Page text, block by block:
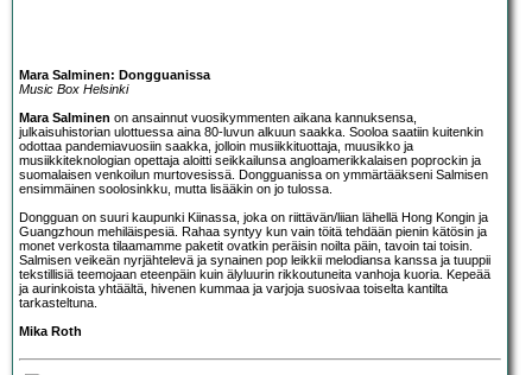
Mara Salminen: Dongguanissa
Music Box Helsinki
Mara Salminen on ansainnut vuosikymmenten aikana kannuksensa,
julkaisuhistorian ulottuessa aina 80-luvun alkuun saakka. Sooloa saatiin kuitenkin
odottaa pandemiavuosiin saakka, jolloin musiikkituottaja, muusikko ja
musiikkiteknologian opettaja aloitti seikkailunsa angloamerikkalaisen poprockin ja
suomalaisen venkoilun murtovesissä. Dongguanissa on ymmärtääkseni Salmisen
ensimmäinen soolosinkku, mutta lisääkin on jo tulossa.
Dongguan on suuri kaupunki Kiinassa, joka on riittävän/liian lähellä Hong Kongin ja
Guangzhoun mehiläispesiä. Rahaa syntyy kun vain töitä tehdään pienin kätösin ja
monet verkosta tilaamamme paketit ovatkin peräisin noilta päin, tavoin tai toisin.
Salmisen veikeän nyrjähtelevä ja synainen pop leikkii melodiansa kanssa ja tuuppii
tekstillisiä teemojaan eteenpäin kuin älyluurin rikkoutuneita vanhoja kuoria. Kepeää
ja aurinkoista yhtäältä, hivenen kummaa ja varjoja suosivaa toiselta kantilta
tarkasteltuna.
Mika Roth